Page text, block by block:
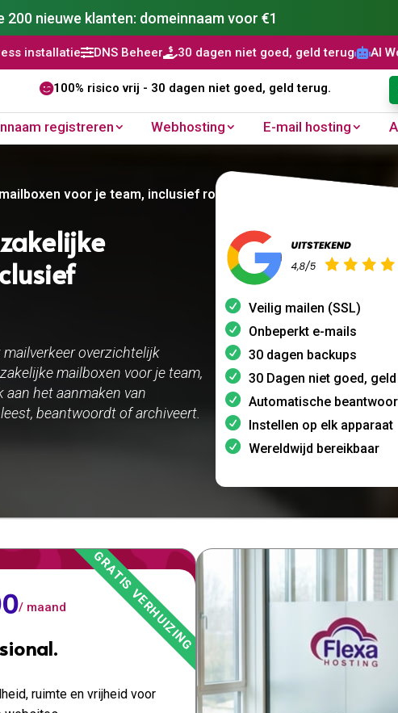
200 nieuwe klanten: domeinnaam voor €1
Beheer30 dagen niet goed, geld terugAI WordPress builder
100% risico vrij - 30 dagen niet goed, geld terug.
registreren Webhosting E-mail hosting
voor je team, inclusief rolverdeling.​
overzichtelijk
mailboxen voor je team,
het aanmaken van
beantwoordt of archiveert.
Veilig mailen (SSL)
Onbeperkt e-mails
30 dagen backups
30 Dagen niet goed,
Automatische
Instellen op elk apparaat
Wereldwijd bereikbaar
/ maand
ruimte en vrijheid voor